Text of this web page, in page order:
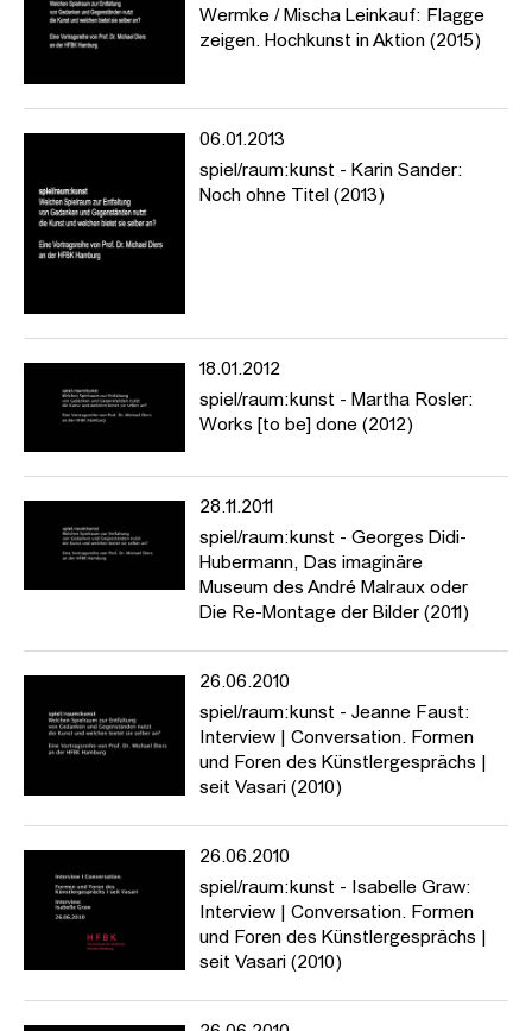
https://www.hfbk-hamburg.de/de/projekte/spielraumkunst/
In Vorträgen und Nachgesprächen möchte die Reihe jene
Möglichkeiten des Zusammenspiels ausloten, die aus der
Koalition von Kunst und Wissen/schaften historisch erwachsen
sind oder sich gegenwärtig abzeichnen.
untereinander zum Thema haben (Kunst + Natur, Mathematik,
Technik, Spiel, Philosophie, Mode, Fotografie etc.). Vorgesehen
sind drei bis vier Vorträge im Lauf des Semesters, zu denen
Koalitionen der einzelnen Bezugsfelder und nach den
künstlerische Arbeit und ästhetische Erfahrung.
https://www.hfbk-hamburg.de/de/projekte/spielraumkunst/
Wermke / Mischa Leinkauf: Flagge
zeigen. Hochkunst in Aktion (2015)
06.01.2013
spiel/raum:kunst - Karin Sander:
Noch ohne Titel (2013)
18.01.2012
spiel/raum:kunst - Martha Rosler:
Works [to be] done (2012)
28.11.2011
spiel/raum:kunst - Georges Didi-
Hubermann, Das imaginäre
Museum des André Malraux oder
Die Re-Montage der Bilder (2011)
26.06.2010
spiel/raum:kunst - Jeanne Faust:
Interview | Conversation. Formen
und Foren des Künstlergesprächs |
seit Vasari (2010)
26.06.2010
spiel/raum:kunst - Isabelle Graw:
Interview | Conversation. Formen
und Foren des Künstlergesprächs |
seit Vasari (2010)